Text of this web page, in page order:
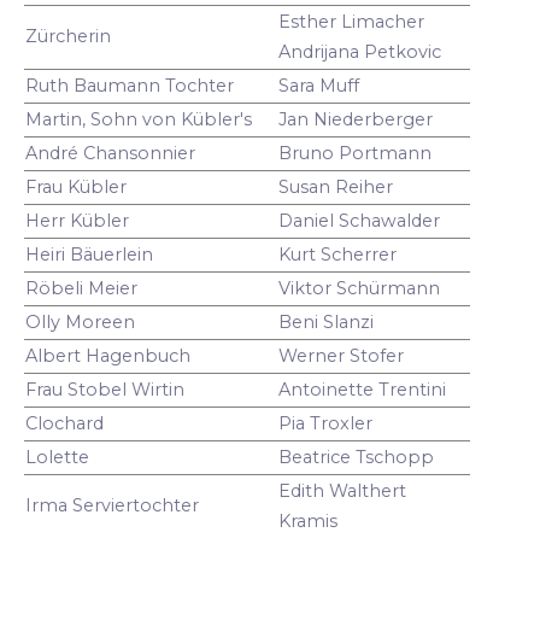
Zürcherin
Esther Limacher
Andrijana Petkovic
Ruth Baumann Tochter
Sara Muff
Martin, Sohn von Kübler's
Jan Niederberger
André Chansonnier
Bruno Portmann
Frau Kübler
Susan Reiher
Herr Kübler
Daniel Schawalder
Heiri Bäuerlein
Kurt Scherrer
Röbeli Meier
Viktor Schürmann
Olly Moreen
Beni Slanzi
Albert Hagenbuch
Werner Stofer
Frau Stobel Wirtin
Antoinette Trentini
Clochard
Pia Troxler
Lolette
Beatrice Tschopp
Irma Serviertochter
Edith Walthert
Kramis